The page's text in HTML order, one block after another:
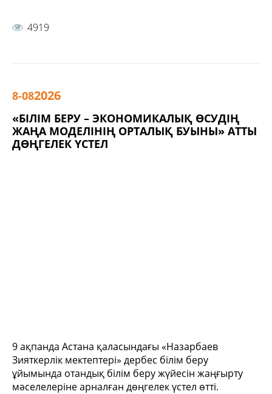
4919
8-082026
«БІЛІМ БЕРУ – ЭКОНОМИКАЛЫҚ ӨСУДІҢ
ЖАҢА МОДЕЛІНІҢ ОРТАЛЫҚ БУЫНЫ» АТТЫ
ДӨҢГЕЛЕК ҮСТЕЛ
9 ақпанда Астана қаласындағы «Назарбаев
Зияткерлік мектептері» дербес білім беру
ұйымында отандық білім беру жүйесін жаңғырту
мәселелеріне арналған дөңгелек үстел өтті.